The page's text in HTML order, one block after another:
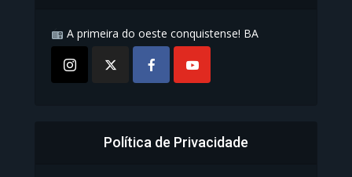
A primeira do oeste conquistense! BA
Política de Privacidade